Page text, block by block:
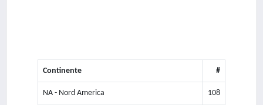
Continente #
NA - Nord America 108